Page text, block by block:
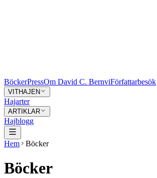
BöckerPressOm David C. BernviFörfattarbesök
VITHAJEN
Hajarter
ARTIKLAR
Hajblogg
Hem Böcker
Böcker